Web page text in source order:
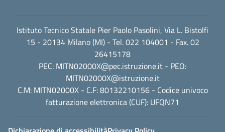
Istituto Tecnico Statale Pier Paolo Pasolini, Via L. Bistolfi
15 - 20134 Milano (MI) - Tel. 022 104001 - Fax. 02
26415178
PEC: MITN02000X@pec.istruzione.it - PEO:
MITN02000X@istruzione.it
C.M: MITN02000X - C.F: 80132210156 - Codice univoco
fatturazione elettronica (CUF): UFQN71